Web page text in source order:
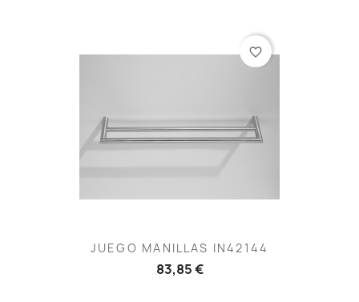
JUEGO MANILLAS IN42144
83,85 €
favorite_border